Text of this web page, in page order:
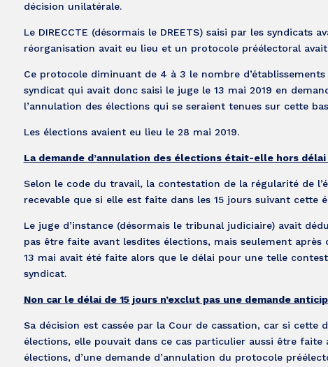
décision unilatérale.
Le DIRECCTE (désormais le DREETS) saisi par les
réorganisation avait eu lieu et un protocole préélectoral
Ce protocole diminuant de 4 à 3 le nombre
syndicat qui avait donc saisi le juge le 13 mai 2019 en
l’annulation des élections qui se seraient tenues sur cette
Les élections avaient eu lieu le 28 mai 2019.
La demande d’annulation des élections était-elle hors
Selon le code du travail, la contestation de la régularité de
recevable que si elle est faite dans les 15 jours suivant cette
Le juge d’instance (désormais le tribunal judiciaire) avait
pas être faite avant lesdites élections, mais seulement
13 mai avait été faite alors que le délai pour une telle
syndicat.
Non car le délai de 15 jours n’exclut pas une demande
Sa décision est cassée par la Cour de cassation, car si cette
élections, elle pouvait dans ce cas particulier aussi être
élections, d’une demande d’annulation du protocole